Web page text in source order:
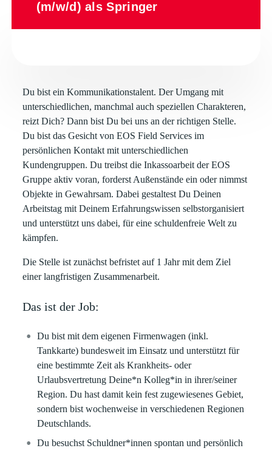
(m/w/d) als Springer
Du bist ein Kommunikationstalent. Der Umgang mit
unterschiedlichen, manchmal auch speziellen Charakteren,
reizt Dich? Dann bist Du bei uns an der richtigen Stelle.
Du bist das Gesicht von EOS Field Services im
persönlichen Kontakt mit unterschiedlichen
Kundengruppen. Du treibst die Inkassoarbeit der EOS
Gruppe aktiv voran, forderst Außenstände ein oder nimmst
Objekte in Gewahrsam. Dabei gestaltest Du Deinen
Arbeitstag mit Deinem Erfahrungswissen selbstorganisiert
und unterstützt uns dabei, für eine schuldenfreie Welt zu
kämpfen.
Die Stelle ist zunächst befristet auf 1 Jahr mit dem Ziel
einer langfristigen Zusammenarbeit.
Das ist der Job:
Du bist mit dem eigenen Firmenwagen (inkl.
Tankkarte) bundesweit im Einsatz und unterstützt für
eine bestimmte Zeit als Krankheits- oder
Urlaubsvertretung Deine*n Kolleg*in in ihrer/seiner
Region. Du hast damit kein fest zugewiesenes Gebiet,
sondern bist wochenweise in verschiedenen Regionen
Deutschlands.
Du besuchst Schuldner*innen spontan und persönlich